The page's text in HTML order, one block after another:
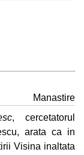
Manastire
, cercetatorul
arata ca in
Visina inaltata